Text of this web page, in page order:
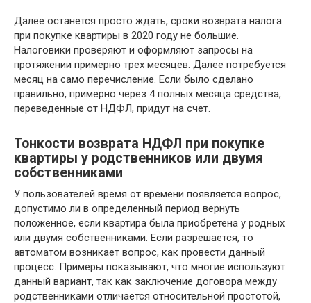
Далее останется просто ждать, сроки возврата налога
при покупке квартиры в 2020 году не большие.
Налоговики проверяют и оформляют запросы на
протяжении примерно трех месяцев. Далее потребуется
месяц на само перечисление. Если было сделано
правильно, примерно через 4 полных месяца средства,
переведенные от НДФЛ, придут на счет.
Тонкости возврата НДФЛ при покупке
квартиры у родственников или двумя
собственниками
У пользователей время от времени появляется вопрос,
допустимо ли в определенный период вернуть
положенное, если квартира была приобретена у родных
или двумя собственниками. Если разрешается, то
автоматом возникает вопрос, как провести данный
процесс. Примеры показывают, что многие используют
данный вариант, так как заключение договора между
родственниками отличается относительной простотой,